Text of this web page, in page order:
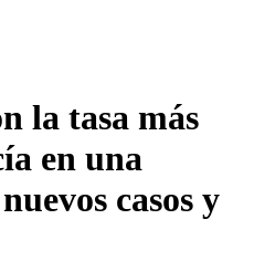
la tasa más
en una
casos y